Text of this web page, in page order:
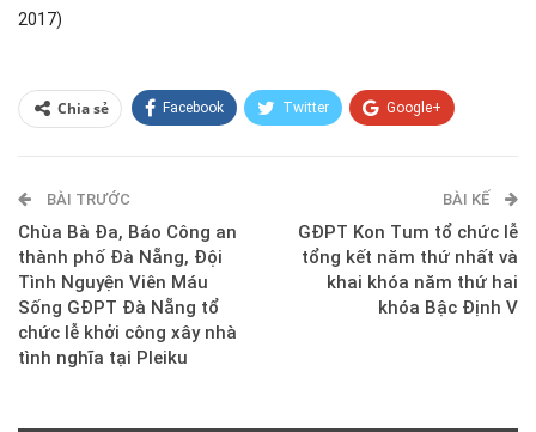
2017)
Chia sẻ Facebook Twitter Google+
E-mail
BÀI TRƯỚC
Chùa Bà Đa, Báo Công an
thành phố Đà Nẵng, Đội
Tình Nguyện Viên Máu
Sống GĐPT Đà Nẵng tổ
chức lễ khởi công xây nhà
tình nghĩa tại Pleiku
BÀI KẾ
GĐPT Kon Tum tổ chức lễ
tổng kết năm thứ nhất và
khai khóa năm thứ hai
khóa Bậc Định V